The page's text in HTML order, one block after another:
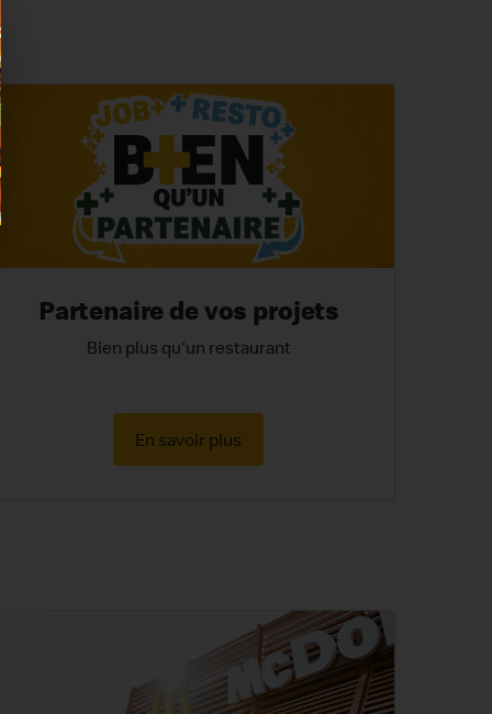
Partenaire de vos projets
Bien plus qu'un restaurant
En savoir plus